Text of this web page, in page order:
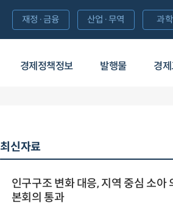
경제정책정보 발행물 경
재정·금융 산업·무역 과
최신자료
인구구조 변화 대응, 지역 중심 소아
본회의 통과